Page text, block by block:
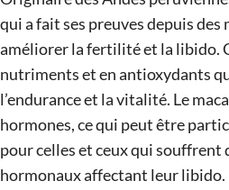
qui a fait ses preuves depuis
améliorer la fertilité et la libido.
nutriments et en antioxydants
l’endurance et la vitalité. Le
hormones, ce qui peut être
pour celles et ceux qui souffrent
hormonaux affectant leur libido.